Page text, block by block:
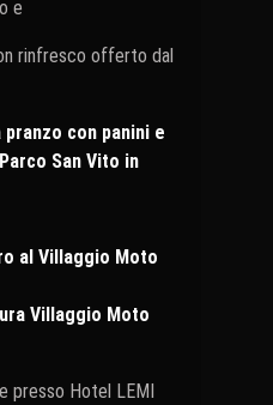
e
rinfresco offerto dal
pranzo con panini e
San Vito in
al Villaggio Moto
Villaggio Moto
presso Hotel LEMI